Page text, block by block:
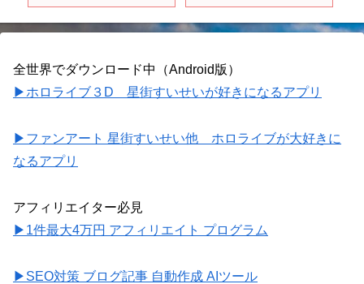
【
全世界でダウンロード中（Android版）
▶ホロライブ３D 星街すいせいが好きになるアプリ
▶ファンアート 星街すいせい他 ホロライブが大好きに
なるアプリ
アフィリエイター必見
▶1件最大4万円 アフィリエイト プログラム
▶SEO対策 ブログ記事 自動作成 AIツール